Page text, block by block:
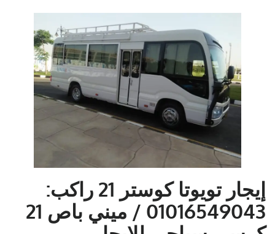
إيجار تويوتا كوستر 21 راكب:
01016549043 / ميني باص 21